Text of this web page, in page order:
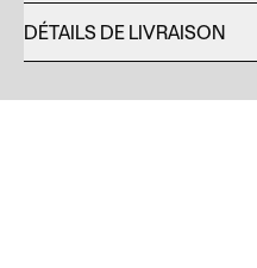
DÉTAILS DE LIVRAISON